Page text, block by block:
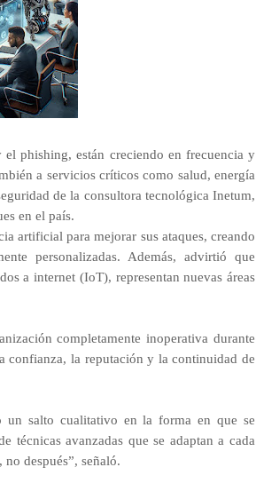
phishing, están creciendo en frecuencia y
a servicios críticos como salud, energía
de la consultora tecnológica Inetum,
en el país.
artificial para mejorar sus ataques, creando
personalizadas. Además, advirtió que
a internet (IoT), representan nuevas áreas
completamente inoperativa durante
confianza, la reputación y la continuidad de
un salto cualitativo en la forma en que se
técnicas avanzadas que se adaptan a cada
después”, señaló.